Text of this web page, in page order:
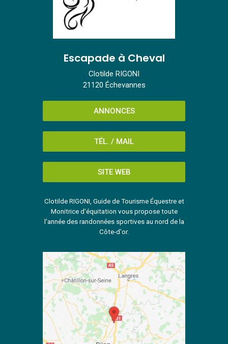
Escapade à Cheval
Clotilde RIGONI
21120 Échevannes
ANNONCES
TÉL. / MAIL
SITE WEB
Clotilde RIGONI, Guide de Tourisme Équestre et
Monitrice d'équitation vous propose toute
l'année des randonnées sportives au nord de la
Côte-d'or.